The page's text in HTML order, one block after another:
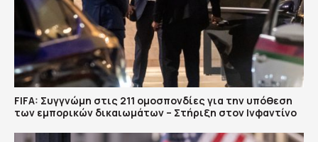
FIFA: Συγγνώμη στις 211 ομοσπονδίες για την υπόθεση
των εμπορικών δικαιωμάτων – Στήριξη στον Ινφαντίνο